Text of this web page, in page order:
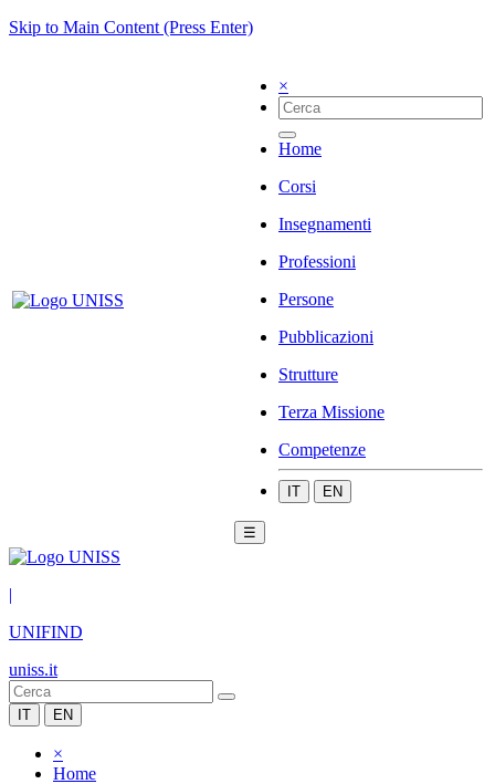
Skip to Main Content (Press Enter)
×
Home
Corsi
Insegnamenti
Professioni
Persone
Pubblicazioni
Strutture
Terza Missione
Competenze
IT EN
☰
|
UNIFIND
uniss.it
IT EN
×
Home